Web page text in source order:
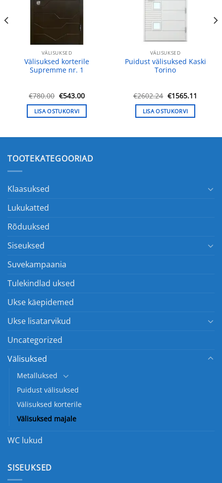
VÄLISUKSED
Välisuksed korterile
Supremme nr. 1
€780.00 Algne
oli:
€780.00.
€543.00Praegune
on:
€543.00.
LISA OSTUKORVI
VÄLISUKSED
Puidust välisuksed Kaski
Torino
€2602.24 Algne
oli:
€2602.24.
€1565.11
LISA OSTUKORVI
TOOTEKATEGOORIAD
Klaasuksed
Lukukatted
Rõduuksed
Siseuksed
Suvekampaania
Tulekindlad uksed
Ukse käepidemed
Ukse lisatarvikud
Uncategorized
Välisuksed
Metalluksed
Puidust välisuksed
Välisuksed korterile
Välisuksed majale
WC lukud
SISEUKSED